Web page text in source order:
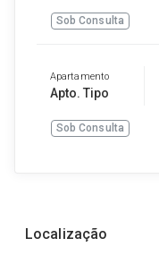
Sob Consulta
Apartamento
Apto. Tipo
Sob Consulta
Localização